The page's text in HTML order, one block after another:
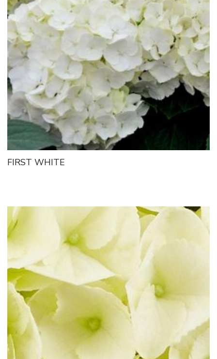
FIRST WHITE